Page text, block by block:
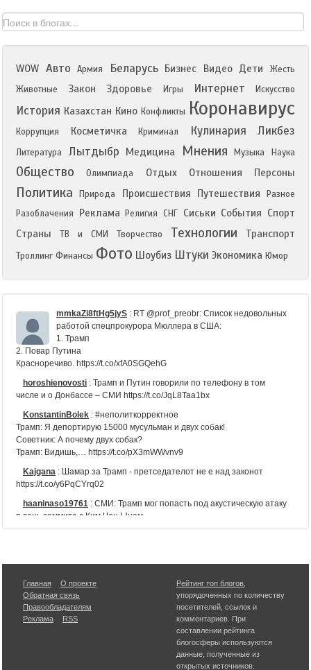
WOW Авто Армия Беларусь Бизнес Видео Дети
Жесть
Животные
Закон Здоровье Игры Интернет Искусство
История Казахстан Кино Конфликты Коронавирус
Коррупция Косметичка Криминал Кулинария Ликбез
Литература Лытдыбр Медицина Мнения Музыка Наука
Общество Олимпиада Отдых Отношения Персоны
Политика Природа Происшествия Путешествия
Разное
Разоблачения
Реклама Религия СНГ Сиськи События Спорт
Страны
ТВ и СМИ Творчество Технологии Транспорт
Троллинг Финансы Фото Шоубиз Штуки Экономика Юмор
mmkaZi8ftHg5jyS : RT @prof_preobr: Список недовольных
работой спецпрокурора Мюллера в США:
1. Трамп
2. Повар Путина
Красноречиво. https://t.co/xfA0SGQehG
horoshienovosti : Трамп и Путин говорили по телефону в том
числе и о Донбассе – СМИ https://t.co/JqL8Taa1bx
KonstantinBolek : #неполиткорректное
Трамп: Я депортирую 15000 мусульман и двух собак!
Советник: А почему двух собак?
Трамп: Видишь,… https://t.co/pX3mWWvnv9
Kajgana : Шамар за Трамп - претседателот не е над законот
https://t.co/y6PqCYrq02
haaninaso19761 : СМИ: Трамп мог попасть под акустическую атаку
в день саммита с Ким Чен Ыном
KirMekhovskoy:@edvlimonov Забавно, но Трамп встречался с
лидером Китая и... ничего, Китай выстоял, что нам мешает?
travelgw1311:Дональд Трамп – жертва педофила - Stark Live
News https://t.co/xWYy2bRVhm
Само на меланија трамп и лајкам.
БАҚ: ТРАМП ПЕН ПУТИН ХЕЛЬСИНКИДЕ
Главная
О проекте
Обратная связь
Правообладателям
Реклама
RSS
Рейтинг топ блогов
упорядоченных по количеству
посетителей, ссылок и
комментариев. При
составлении рейтинга
блогосферы используются
данные, полученные из
открытых источников.